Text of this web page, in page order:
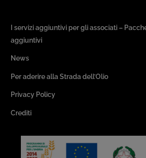
I servizi aggiuntivi per gli associati –
aggiuntivi
News
Per aderire alla Strada dell’Olio
Privacy Policy
Crediti